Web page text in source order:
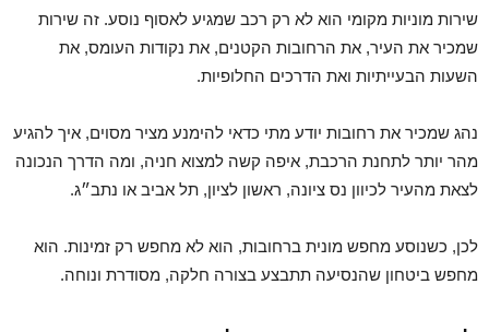
שירות מוניות מקומי הוא לא רק רכב שמגיע לאסוף נוסע. זה שירות
שמכיר את העיר, את הרחובות הקטנים, את נקודות העומס, את
השעות הבעייתיות ואת הדרכים החלופיות.
נהג שמכיר את רחובות יודע מתי כדאי להימנע מציר מסוים, איך להגיע
מהר יותר לתחנת הרכבת, איפה קשה למצוא חניה, ומה הדרך הנכונה
לצאת מהעיר לכיוון נס ציונה, ראשון לציון, תל אביב או נתב״ג.
לכן, כשנוסע מחפש מונית ברחובות, הוא לא מחפש רק זמינות. הוא
מחפש ביטחון שהנסיעה תתבצע בצורה חלקה, מסודרת ונוחה.